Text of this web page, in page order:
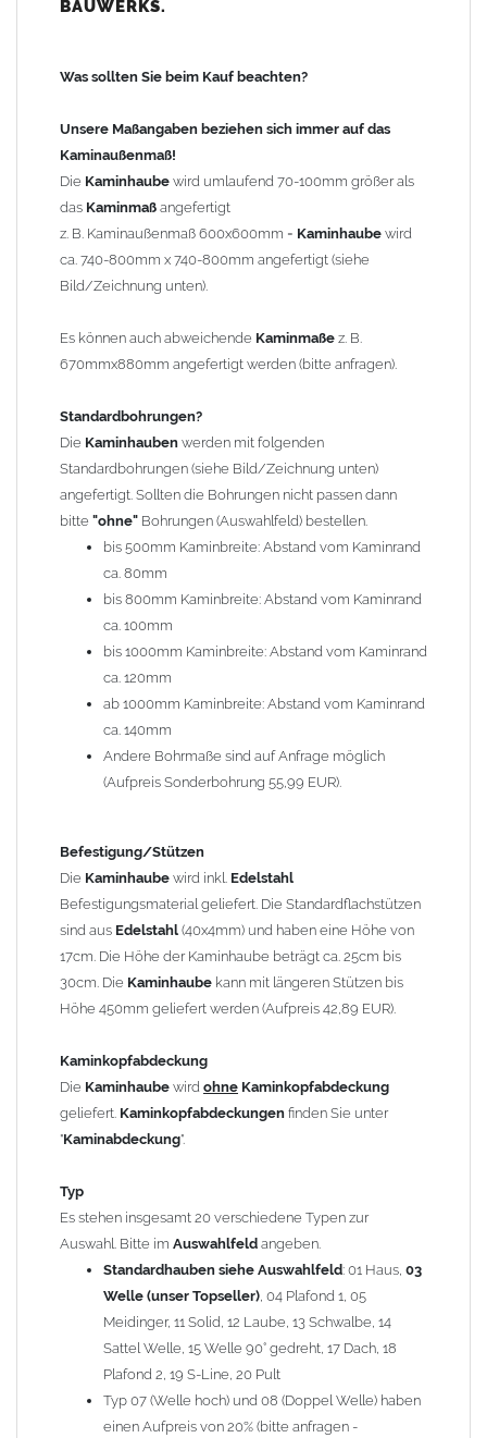
100mm
120mm
140mm
Andere Bohrmaße sind auf Anfrage möglich (Aufpreis
Sonderbohrung 55,99 EUR).
Befestigung/Stützen
Kaminhaubewird inkl. EdelstahlBefestigungsmaterial
geliefert. Die Standardflachstützen sind aus
beträgt ca. 25cm bis 30cm. DieKaminhaubekann mit längeren
Stützen bis Höhe 450mm geliefert werden (Aufpreis 42,89 EUR).
Kaminkopfabdeckung
Kaminhaubewirdohne Kaminkopfabdeckung
Kaminkopfabdeckungenfinden Sie unter "Kaminabdeckung
Es stehen insgesamt 20 verschiedene Typen zur Auswahl. Bitte
Auswahlfeldangeben.
Standardhauben siehe Auswahlfeld: 01 Haus,03 Welle
(unser Topseller)
Laube, 13 Schwalbe, 14 Sattel Welle, 15 Welle 90° gedreht,
17 Dach, 18 Plafond 2, 19 S-Line, 20 Pult
Typ 07 (Welle hoch) und 08 (Doppel Welle) haben einen
Aufpreis von 20% (bitte anfragen - Bestellung nicht über
Shop möglich).
Die Typen 02 (Bogen), 06 (Krempe), 09 (Pagode), 10
1,5mm hergestellt (Preis auf Anfrage = ca. 2-3-fache vom
1,5mm Standardpreis)
allgemeine Informationen:
Ab einer Kaminlängevon 1200mm werden 6
Kaminstützengeliefert.
Bei der Kombination mitWetterfahneundKaminbreite
angefertigt.
DieKaminhaubekann mitklappbaren Stützen
für 4 Stützen = 96,89 EUR, Länge ab 1200mm 6 Stützen =
145,39 EUR) geliefert werden.
Ihrem zuständigen
Hinweis: FürKaminhaubenundKaminabdeckungenkönnen wir
Nachnahme anbieten!
Lieferzeit: ca. 1-2 Wochen nach Zahlungseingang
Sonderanfertigung: Die Kaminhaube wird kundenspezifisch
angefertigt - keine Rücknahme möglich!
BAUWERKS.
Was sollten Sie beim Kauf beachten?
Unsere Maßangaben beziehen sich immer auf das
Kaminaußenmaß!
Die Kaminhaube wird umlaufend 70-100mm größer als
das Kaminmaß angefertigt
z. B. Kaminaußenmaß 600x600mm = Kaminhaube wird
ca. 740-800mm x 740-800mm angefertigt (siehe
Bild/Zeichnung unten).
Es können auch abweichende Kaminmaße z. B.
670mmx880mm angefertigt werden (bitte anfragen).
Standardbohrungen?
Die Kaminhauben werden mit folgenden
Standardbohrungen (siehe Bild/Zeichnung unten)
angefertigt. Sollten die Bohrungen nicht passen dann
bitte "ohne" Bohrungen (Auswahlfeld) bestellen.
bis 500mm Kaminbreite: Abstand vom Kaminrand
ca. 80mm
bis 800mm Kaminbreite: Abstand vom Kaminrand
ca. 100mm
bis 1000mm Kaminbreite: Abstand vom Kaminrand
ca. 120mm
ab 1000mm Kaminbreite: Abstand vom Kaminrand
ca. 140mm
Andere Bohrmaße sind auf Anfrage möglich
(Aufpreis Sonderbohrung 55,99 EUR).
Befestigung/Stützen
Die Kaminhaube wird inkl. Edelstahl
Befestigungsmaterial geliefert. Die Standardflachstützen
sind aus Edelstahl (40x4mm) und haben eine Höhe von
17cm. Die Höhe der Kaminhaube beträgt ca. 25cm bis
30cm. Die Kaminhaube kann mit längeren Stützen bis
Höhe 450mm geliefert werden (Aufpreis 42,89 EUR).
Kaminkopfabdeckung
Die Kaminhaube wird ohne Kaminkopfabdeckung
geliefert. Kaminkopfabdeckungen finden Sie unter
"Kaminabdeckung".
Typ
Es stehen insgesamt 20 verschiedene Typen zur
Auswahl. Bitte im Auswahlfeld angeben.
Standardhauben siehe Auswahlfeld: 01 Haus, 03
Welle (unser Topseller), 04 Plafond 1, 05
Meidinger, 11 Solid, 12 Laube, 13 Schwalbe, 14
Sattel Welle, 15 Welle 90° gedreht, 17 Dach, 18
Plafond 2, 19 S-Line, 20 Pult
Typ 07 (Welle hoch) und 08 (Doppel Welle) haben
einen Aufpreis von 20% (bitte anfragen -